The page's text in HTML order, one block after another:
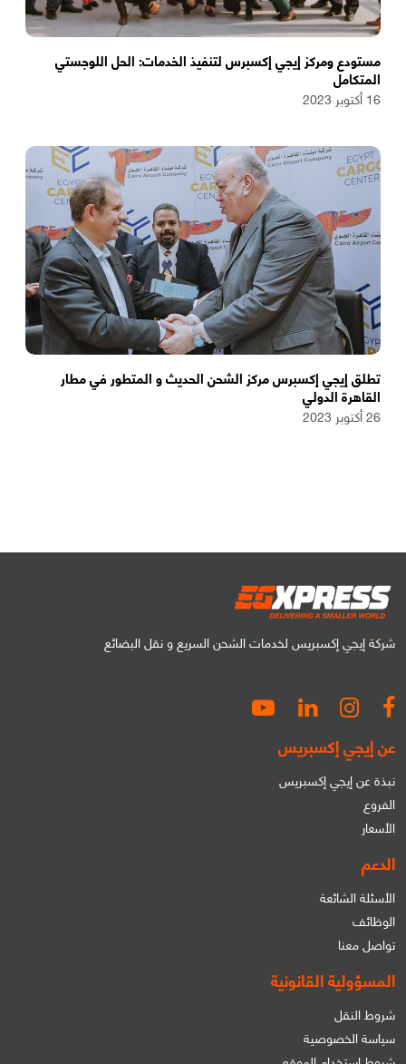
مستودع ومركز إيجي إكسبرس لتنفيذ الخدمات: الحل اللوجستي
المتكامل
16 أكتوبر 2023
تطلق إيجي إكسبرس مركز الشحن الحديث و المتطور في مطار
القاهرة الدولي
26 أكتوبر 2023
شركة إيجي إكسبريس لخدمات الشحن السريع و نقل البضائع
عن إيجي إكسبريس
نبذة عن إيجي إكسبريس
الفروع
الأسعار
الدعم
الأسئلة الشائعة
الوظائف
تواصل معنا
المسؤولية القانونية
شروط النقل
سياسة الخصوصية